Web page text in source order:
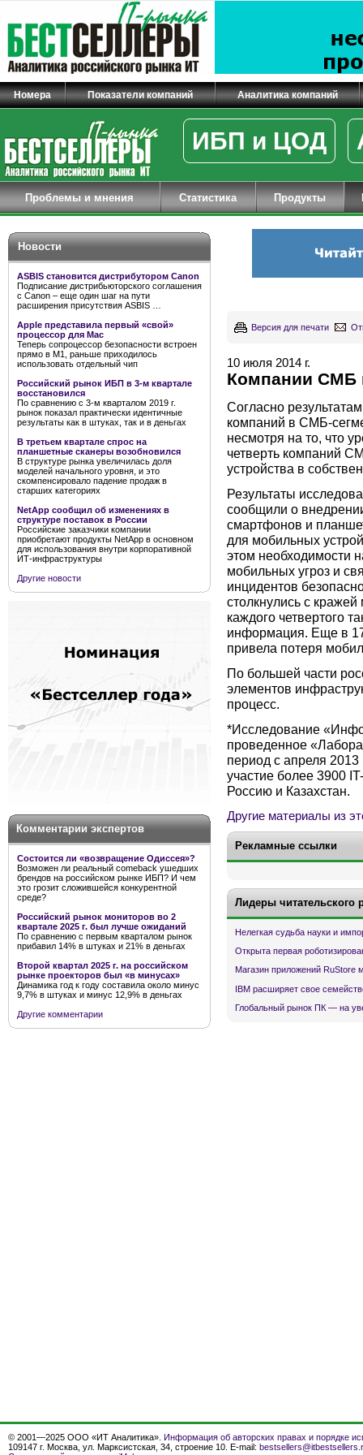
Номера Показатели компаний Аналитика компаний
ИБП и ЦОД
Проблемы и мнения Статистика Продукты
Новости
ASBIS становится дистрибутором Canon
Подписание дистрибьюторского соглашения
с Canon – еще один шаг на пути
расширения присутствия ASBIS …
Apple представила первый «свой»
процессор для Mac
Теперь сопроцессор безопасности встроен
прямо в M1, раньше приходилось
использовать отдельный чип
Российский рынок ИБП в 3-м квартале
восстановился
По сравнению с 3-м кварталом 2019 г.
рынок показал практически идентичные
результаты как в штуках, так и в деньгах
В третьем квартале спрос на
планшетные сканеры возобновился
В структуре рынка увеличилась доля
моделей начального уровня, и это
скомпенсировало падение продаж в
старших категориях
NetApp сообщил об изменениях в
структуре поставок в России
Российские заказчики компании
приобретают продукты NetApp в основном
для использования внутри корпоративной
ИТ-инфраструктуры
Другие новости
Комментарии экспертов
Состоится ли «возвращение Одиссея»?
Возможен ли реальный comeback ушедших
брендов на российском рынке ИБП? И чем
это грозит сложившейся конкурентной
среде?
Российский рынок мониторов во 2
квартале 2025 г. был лучше ожиданий
По сравнению с первым кварталом рынок
прибавил 14% в штуках и 21% в деньгах
Второй квартал 2025 г. на российском
рынке проекторов был «в минусах»
Динамика год к году составила около минус
9,7% в штуках и минус 12,9% в деньгах
Другие комментарии
Версия для печати
10 июля 2014 г.
Компании СМБ
Согласно
компаний в СМБ-
несмотря на то, что
четверть компаний
устройства в
Результаты
сообщили о
смартфонов и
для мобильных
этом необходимости
мобильных угроз и
инцидентов
столкнулись с
каждого четвертого
информация. Еще в
привела потеря
По большей части
элементов
процесс.
*Исследование
проведенное
период с апреля
участие более 3900
Россию и Казахстан.
Другие материалы из
Рекламные ссылки
Лидеры читательского
Нелегкая судьба науки и
Открыта первая
Магазин приложений RuStore
IBM расширяет свое
Глобальный рынок ПК — на
© 2001—2025 ООО «ИТ Аналитика». Информация об авторских правах и порядке
109147 г. Москва, ул. Марксистская, 34, строение 10. E-mail: